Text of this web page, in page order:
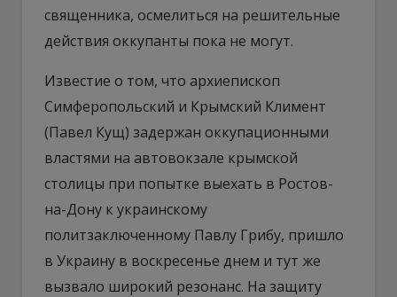
священника, осмелиться на решительные
действия оккупанты пока не могут.
Известие о том, что архиепископ
Симферопольский и Крымский Климент
(Павел Кущ) задержан оккупационными
властями на автовокзале крымской
столицы при попытке выехать в Ростов-
на-Дону к украинскому
политзаключенному Павлу Грибу, пришло
в Украину в воскресенье днем и тут же
вызвало широкий резонанс. На защиту